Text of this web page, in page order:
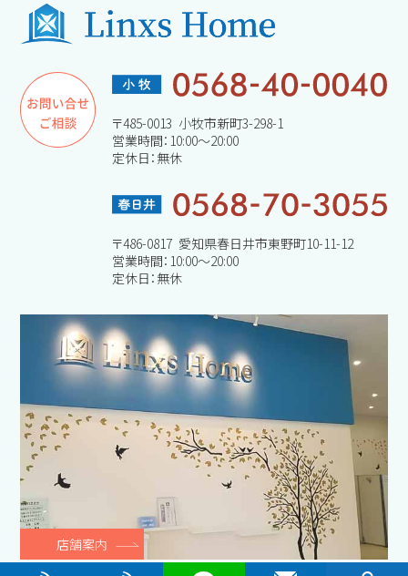
〒485-0013 小牧市新町3-298-1
営業時間：10:00～20:00
定休日：無休
〒486-0817 愛知県春日井市東野町10-11-12
営業時間：10:00～20:00
定休日：無休
店舗案内